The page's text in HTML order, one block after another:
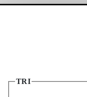
TRI
14Articles